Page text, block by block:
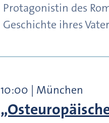
Protagonistin des
Geschichte ihres
10:00 | München